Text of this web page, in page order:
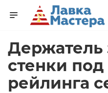
Держатель
стенки под
рейлинга